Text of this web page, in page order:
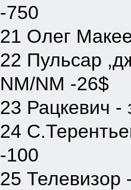
-750
21 Олег
22 Пульсар
NM/NM -26$
23 Рацкевич
24
-100
25